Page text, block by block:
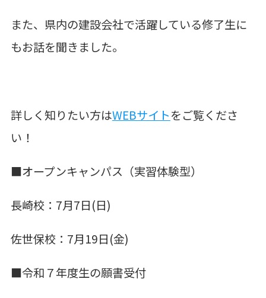
また、県内の建設会社で活躍している修了生に
もお話を聞きました。
詳しく知りたい方はWEBサイトをご覧くださ
い！
■オープンキャンパス（実習体験型）
長崎校：7月7日(日)
佐世保校：7月19日(金)
■令和７年度生の願書受付